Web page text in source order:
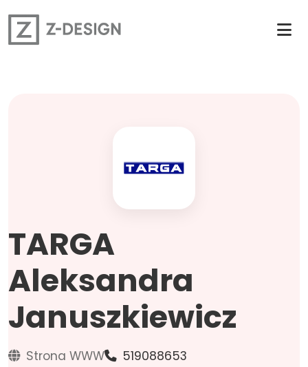
TARGA
Aleksandra
Januszkiewicz
Strona WWW
519088653